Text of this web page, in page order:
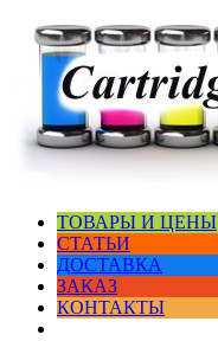
ТОВАРЫ И ЦЕНЫ
СТАТЬИ
ДОСТАВКА
ЗАКАЗ
КОНТАКТЫ